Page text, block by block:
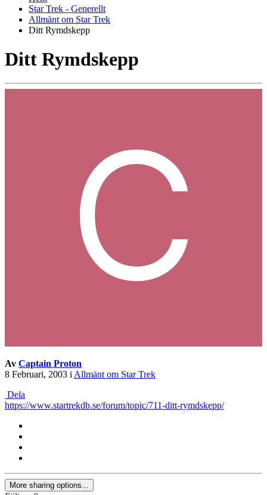
Star Trek - Generellt
Allmänt om Star Trek
Ditt Rymdskepp
Ditt Rymdskepp
Av Captain Proton
8 Februari, 2003 iAllmänt om Star Trek
Dela
https://www.startrekdb.se/forum/topic/711-ditt-rymdskepp/
More sharing options...